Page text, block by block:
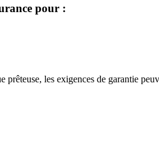
pour :
prêteuse, les exigences de garantie